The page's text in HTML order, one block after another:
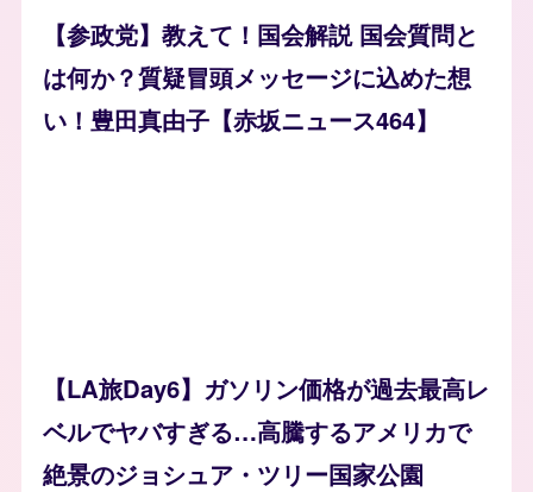
【参政党】教えて！国会解説 国会質問と
は何か？質疑冒頭メッセージに込めた想
い！豊田真由子【赤坂ニュース464】
【LA旅Day6】ガソリン価格が過去最高レ
ベルでヤバすぎる…高騰するアメリカで
絶景のジョシュア・ツリー国家公園